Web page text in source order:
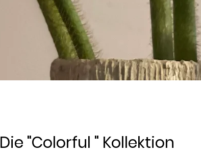
Die "Colorful " Kollektion